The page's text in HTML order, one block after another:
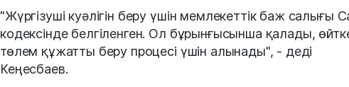
"Жүргізуші куәлігін беру үшін мемлекеттік баж салығы
кодексінде белгіленген. Ол бұрынғысынша қалады,
төлем құжатты беру процесі үшін алынады", - деді
Кеңесбаев.